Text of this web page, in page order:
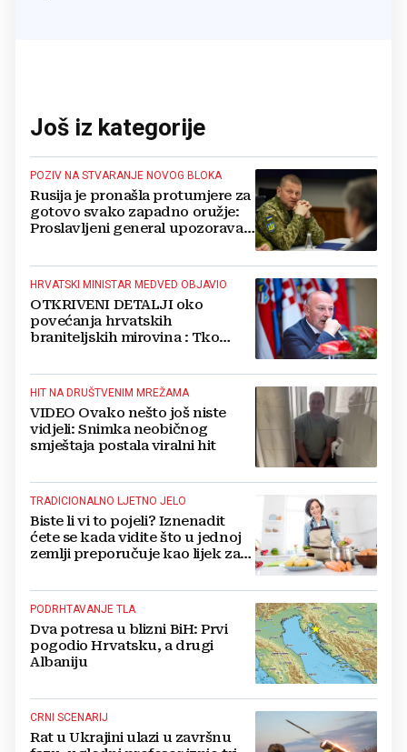
Još iz kategorije
POZIV NA STVARANJE NOVOG BLOKA
Rusija je pronašla protumjere za
gotovo svako zapadno oružje:
Proslavljeni general upozorava
HRVATSKI MINISTAR MEDVED OBJAVIO
OTKRIVENI DETALJI oko
povećanja hrvatskih
braniteljskih mirovina : Tko
HIT NA DRUŠTVENIM MREŽAMA
VIDEO Ovako nešto još niste
vidjeli: Snimka neobičnog
smještaja postala viralni hit
TRADICIONALNO LJETNO JELO
Biste li vi to pojeli? Iznenadit
ćete se kada vidite što u jednoj
zemlji preporučuje kao lijek za
PODRHTAVANJE TLA
Dva potresa u blizni BiH: Prvi
pogodio Hrvatsku, a drugi
Albaniju
CRNI SCENARIJ
Rat u Ukrajini ulazi u završnu